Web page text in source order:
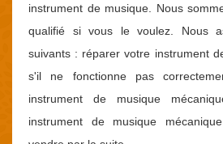
instrument de musique. Nous
qualifié si vous le voulez. Nous
suivants : réparer votre instrument
s'il ne fonctionne pas
instrument de musique
instrument de musique